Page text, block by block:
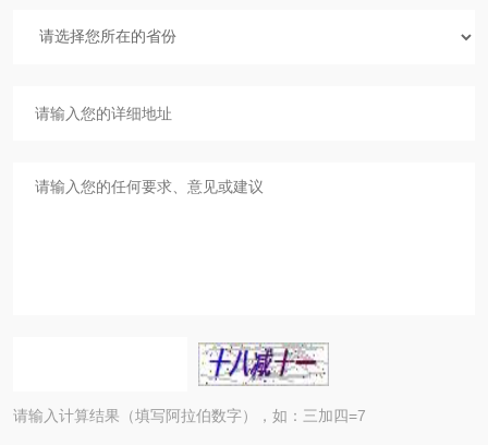
请输入计算结果（填写阿拉伯数字），如：三加四=7